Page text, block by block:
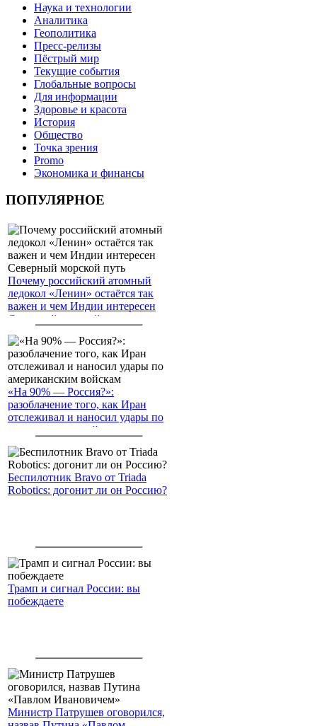
Наука и технологии
Аналитика
Геополитика
Пресс-релизы
Пёстрый мир
Текущие события
Глобальные вопросы
Для информации
Здоровье и красота
История
Общество
Точка зрения
Promo
Экономика и финансы
ПОПУЛЯРНОЕ
Почему российский атомный
ледокол «Ленин» остаётся так
важен и чем Индии интересен
Северный морской путь
«На 90% — Россия?»:
разоблачение того, как Иран
отслеживал и наносил удары по
американским войскам
Беспилотник Bravo от Triada
Robotics: догонит ли он Россию?
Трамп и сигнал России: вы
побеждаете
Министр Патрушев оговорился,